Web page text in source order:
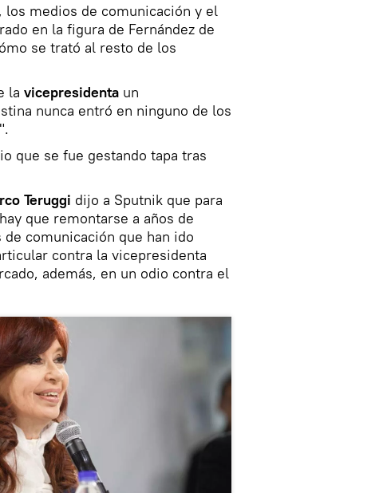
los medios de comunicación y el
en la figura de Fernández de
se trató al resto de los
la vicepresidenta un
nunca entró en ninguno de los
que se fue gestando tapa tras
Teruggi dijo a Sputnik que para
que remontarse a años de
comunicación que han ido
contra la vicepresidenta
además, en un odio contra el